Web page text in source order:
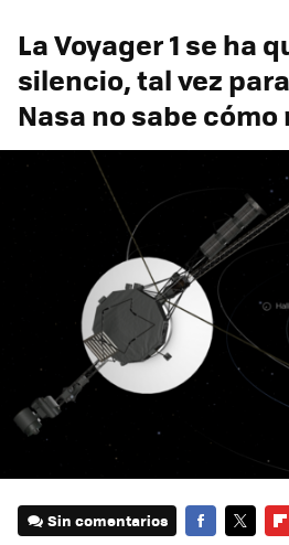
La Voyager 1 se ha
silencio, tal vez
Nasa no sabe
Sin comentarios